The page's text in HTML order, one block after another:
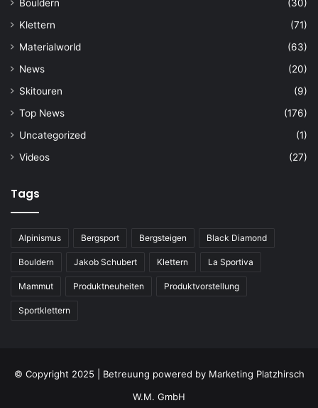
Bouldern
(30)
Klettern
(71)
Materialworld
(63)
News
(20)
Skitouren
(9)
Top News
(176)
Uncategorized
(1)
Videos
(27)
Tags
Alpinismus Bergsport Bergsteigen Black Diamond
Bouldern Jakob Schubert Klettern La Sportiva
Mammut Produktneuheiten Produktvorstellung
Sportklettern
© Copyright 2025 | Betreuung powered by Marketing Platzhirsch
W.M. GmbH